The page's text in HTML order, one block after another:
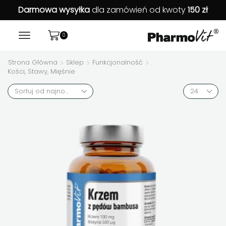
Darmowa wysyłkadla zamówień od kwoty150 zł
0
Strona Główna Sklep
Funkcjonalność
Kości, Stawy, Mięśnie
Products
per